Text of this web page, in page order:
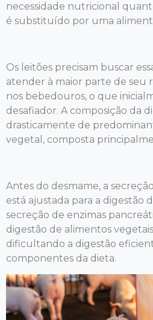
necessidade nutricional
é substituído por uma
Os leitões precisam buscar
atender à maior parte de
nos bebedouros, o que
desafiador. A composição da
drasticamente de
vegetal, composta
Antes do desmame, a
está ajustada para a digestão
secreção de enzimas
digestão de alimentos
dificultando a digestão
componentes da dieta.